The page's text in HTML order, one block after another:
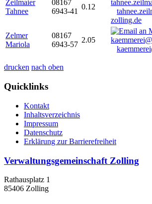
Zeilmaier
Tahnee
08167
6943-41
0.12
zolling.de
Zelmer
Mariola
08167
6943-57
2.05
drucken nach oben
Quicklinks
Kontakt
Inhaltsverzeichnis
Impressum
Datenschutz
Erklärung zur Barrierefreiheit
Verwaltungsgemeinschaft Zolling
Rathausplatz 1
85406 Zolling